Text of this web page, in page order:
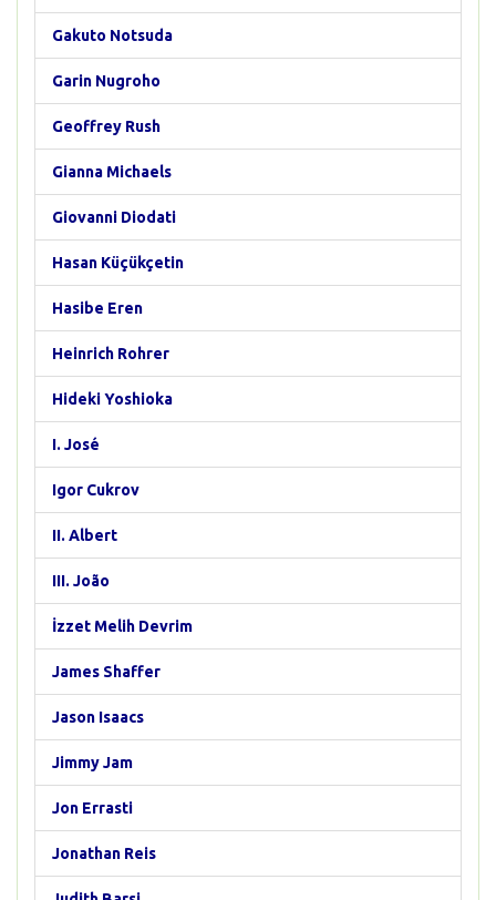
Gakuto Notsuda
Garin Nugroho
Geoffrey Rush
Gianna Michaels
Giovanni Diodati
Hasan Küçükçetin
Hasibe Eren
Heinrich Rohrer
Hideki Yoshioka
I. José
Igor Cukrov
II. Albert
III. João
İzzet Melih Devrim
James Shaffer
Jason Isaacs
Jimmy Jam
Jon Errasti
Jonathan Reis